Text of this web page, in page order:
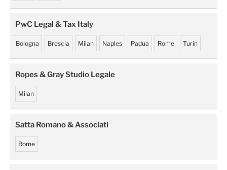
PwC Legal & Tax Italy
Bologna Brescia Milan Naples Padua Rome Turin
Ropes & Gray Studio Legale
Milan
Satta Romano & Associati
Rome